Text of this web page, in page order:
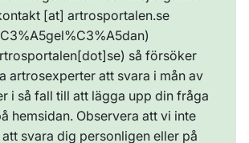
[at] artrosportalen.se
så försöker
artrosexperter att svara i mån av
i så fall till att lägga upp din fråga
hemsidan. Observera att vi inte
svara dig personligen eller på